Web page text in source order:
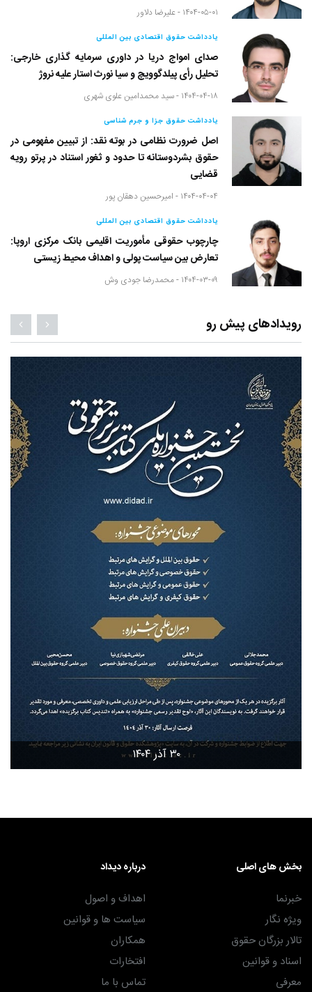
۱۴۰۴-۰۵-۰۱ - علیرضا دلاور
یادداشت حقوق اقتصادی بین المللی
صدای امواج دریا در داوری سرمایه گذاری خارجی:
تحلیل رأی پیلدگوویچ و سیا نورث استار علیه نروژ
۱۴۰۴-۰۴-۱۸ - سید محمدامین علوی شهری
یادداشت حقوق جزا و جرم شناسی
اصل ضرورت نظامی در بوته نقد: از تبیین مفهومی در
حقوق بشردوستانه تا حدود و ثغور استناد در پرتو رویه
قضایی
۱۴۰۴-۰۴-۰۴ - امیرحسین دهقان پور
یادداشت حقوق اقتصادی بین المللی
چارچوب حقوقی مأموریت اقلیمی بانک مرکزی اروپا:
تعارض بین سیاست پولی و اهداف محیط زیستی
۱۴۰۴-۰۳-۰۹ - محمدرضا جودی وش
رویدادهای پیش رو
۳۰ آذر ۱۴۰۴
بخش های اصلی
خبرنما
ویژه نگار
تالار بزرگان حقوق
اسناد و قوانین
معرفی
درباره دیداد
اهداف و اصول
سیاست ها و قوانین
همکاران
افتخارات
تماس با ما